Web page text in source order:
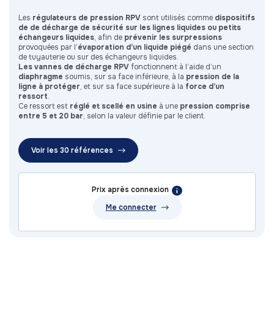
Les régulateurs de pression RPV sont utilisés comme dispositifs
de de décharge de sécurité sur les lignes liquides ou petits
échangeurs liquides, afin de prévenir les surpressions
provoquées par l’évaporation d’un liquide piégé dans une section
de tuyauterie ou sur des échangeurs liquides.
Les vannes de décharge RPV fonctionnent à l’aide d’un
diaphragme soumis, sur sa face inférieure, à la pression de la
ligne à protéger, et sur sa face supérieure à la force d’un
ressort.
Ce ressort est réglé et scellé en usine à une pression comprise
entre 5 et 20 bar, selon la valeur définie par le client.
Voir les 30 références
Prix après connexion
Me connecter